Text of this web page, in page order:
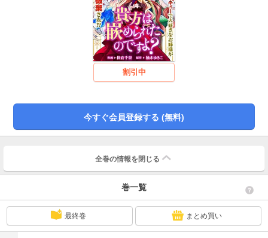
割引中
今すぐ会員登録する (無料)
全巻の情報を 閉じる
巻一覧
最終巻 まとめ買い